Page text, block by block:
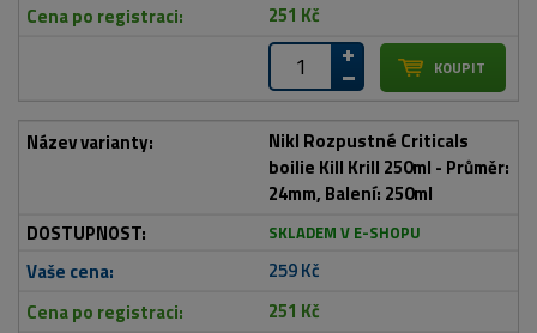
251 Kč
Nikl Rozpustné Criticals
boilie Kill Krill 250ml - Průměr:
24mm, Balení: 250ml
SKLADEM V E-SHOPU
259 Kč
251 Kč